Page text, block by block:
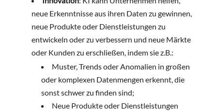
neue Erkenntnisse aus ihren Daten zu gewinnen,
neue Produkte oder Dienstleistungen zu
entwickeln oder zu verbessern und neue Märkte
oder Kunden zu erschließen, indem sie z.B.:
Muster, Trends oder Anomalien in großen
oder komplexen Datenmengen erkennt, die
sonst schwer zu finden sind;
Neue Produkte oder Dienstleistungen